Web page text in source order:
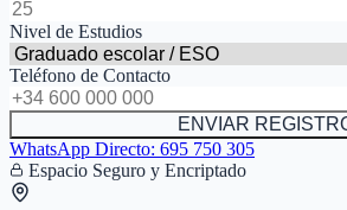
Nivel de Estudios
Teléfono de Contacto
ENVIAR
WhatsApp Directo: 695 750 305
Espacio Seguro y Encriptado